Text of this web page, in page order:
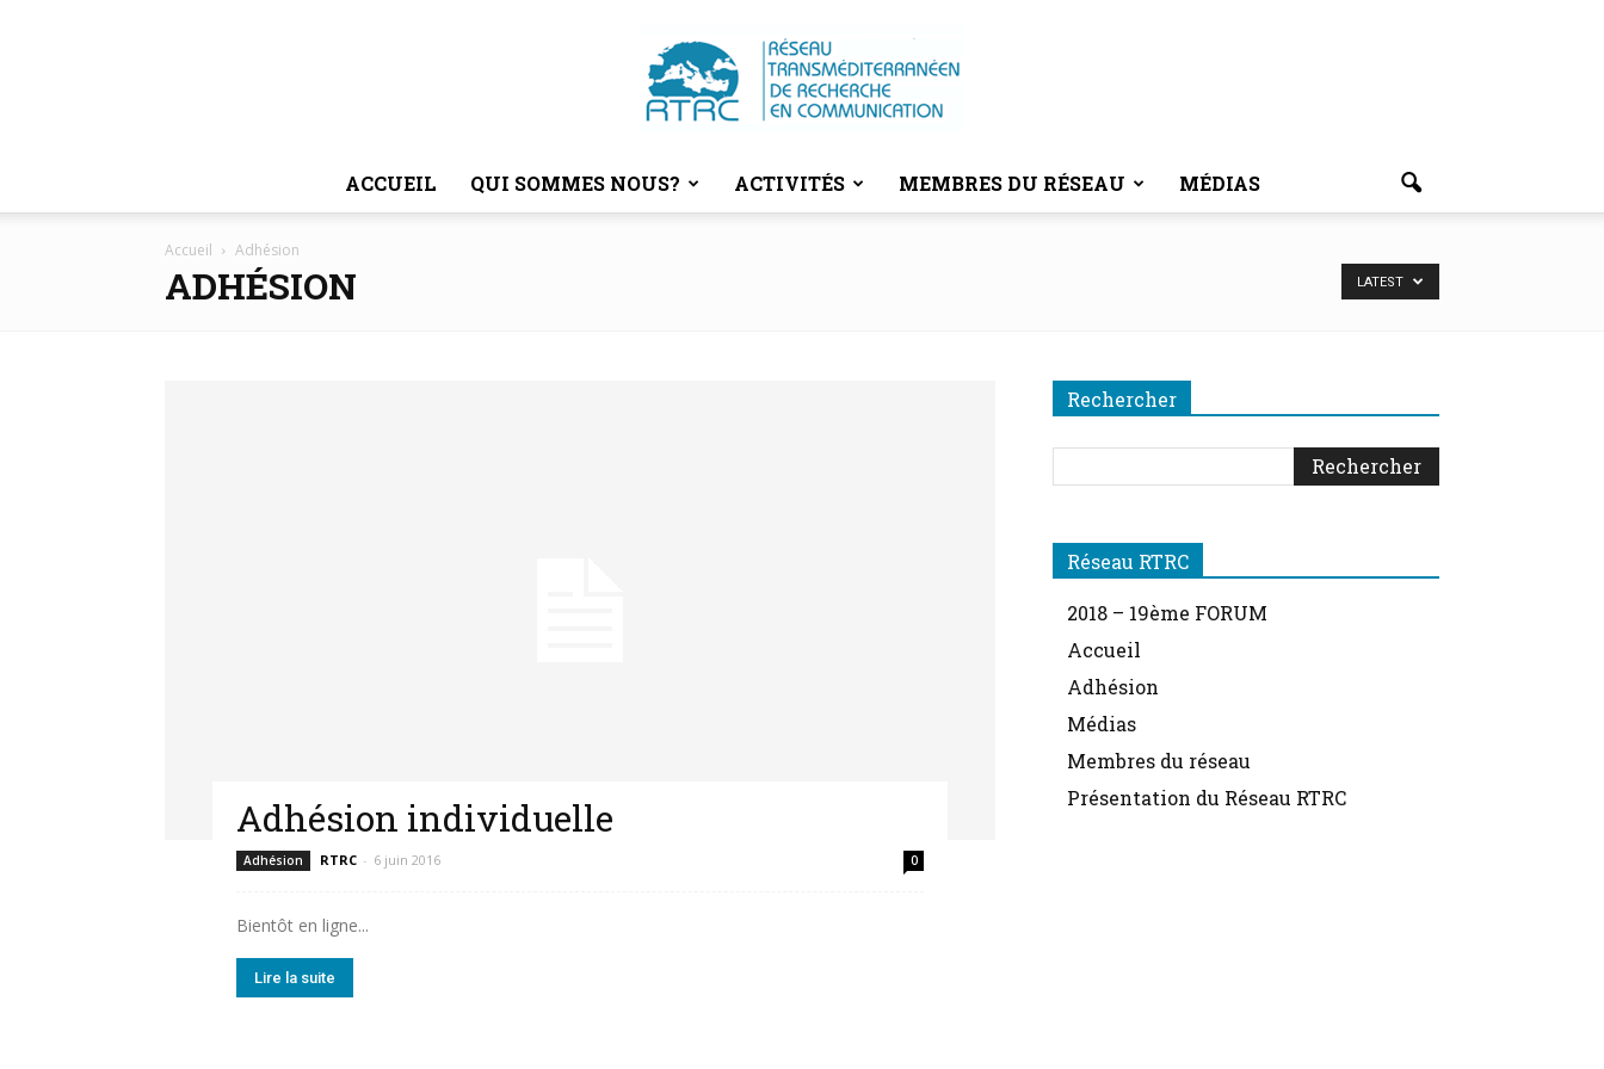
RTRC
ACCUEIL QUI SOMMES NOUS? ACTIVITÉS MEMBRES DU RÉSEAU MÉDIAS
Accueil Adhésion
ADHÉSION LATEST
Adhésion individuelle
Adhésion RTRC - 6 juin 2016 0
Bientôt en ligne...
Lire la suite
Rechercher
Réseau RTRC
2018 – 19ème FORUM
Accueil
Adhésion
Médias
Membres du réseau
Présentation du Réseau RTRC